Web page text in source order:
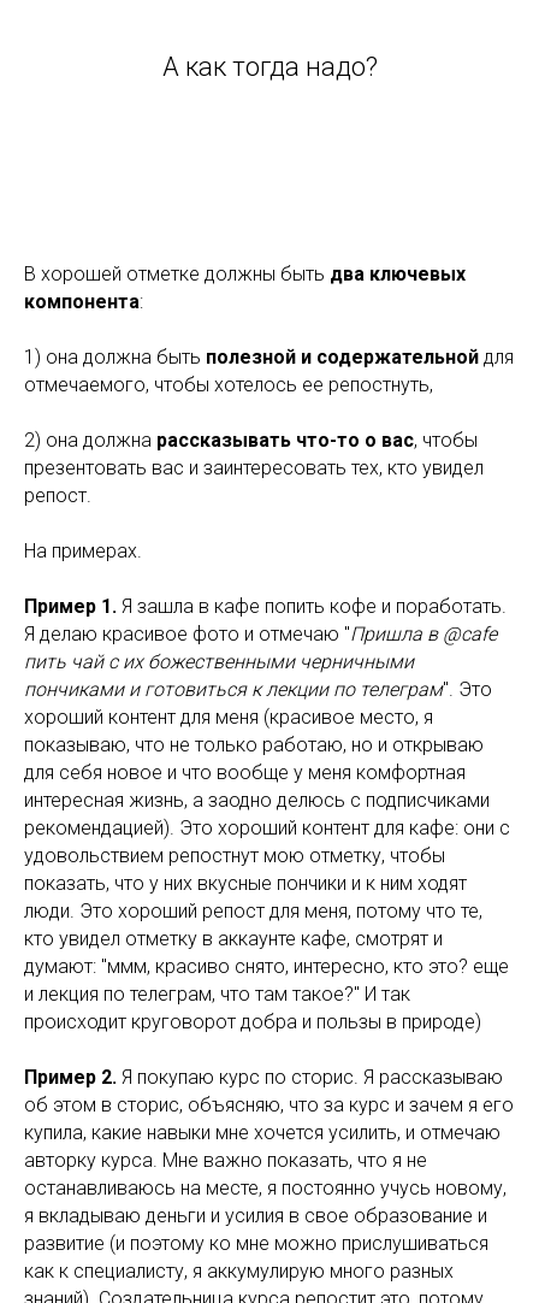
А как тогда надо?
В хорошей отметке должны быть два ключевых
компонента:
1) она должна быть полезной и содержательной для
отмечаемого, чтобы хотелось ее репостнуть,
2) она должна рассказывать что-то о вас, чтобы
презентовать вас и заинтересовать тех, кто увидел
репост.
На примерах.
Пример 1. Я зашла в кафе попить кофе и поработать.
Я делаю красивое фото и отмечаю "Пришла в @cafe
пить чай с их божественными черничными
пончиками и готовиться к лекции по телеграм". Это
хороший контент для меня (красивое место, я
показываю, что не только работаю, но и открываю
для себя новое и что вообще у меня комфортная
интересная жизнь, а заодно делюсь с подписчиками
рекомендацией). Это хороший контент для кафе: они с
удовольствием репостнут мою отметку, чтобы
показать, что у них вкусные пончики и к ним ходят
люди. Это хороший репост для меня, потому что те,
кто увидел отметку в аккаунте кафе, смотрят и
думают: "ммм, красиво снято, интересно, кто это? еще
и лекция по телеграм, что там такое?" И так
происходит круговорот добра и пользы в природе)
Пример 2. Я покупаю курс по сторис. Я рассказываю
об этом в сторис, объясняю, что за курс и зачем я его
купила, какие навыки мне хочется усилить, и отмечаю
авторку курса. Мне важно показать, что я не
останавливаюсь на месте, я постоянно учусь новому,
я вкладываю деньги и усилия в свое образование и
развитие (и поэтому ко мне можно прислушиваться
как к специалисту, я аккумулирую много разных